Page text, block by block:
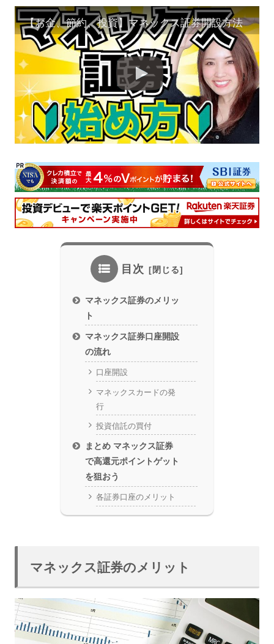
【お金、節約、投資】マネックス証券開設方法
目次
マネックス証券のメリッ
ト
マネックス証券口座開設
の流れ
口座開設
マネックスカードの発
行
投資信託の買付
まとめ マネックス証券
で高還元ポイントゲット
を狙おう
各証券口座のメリット
マネックス証券のメリット